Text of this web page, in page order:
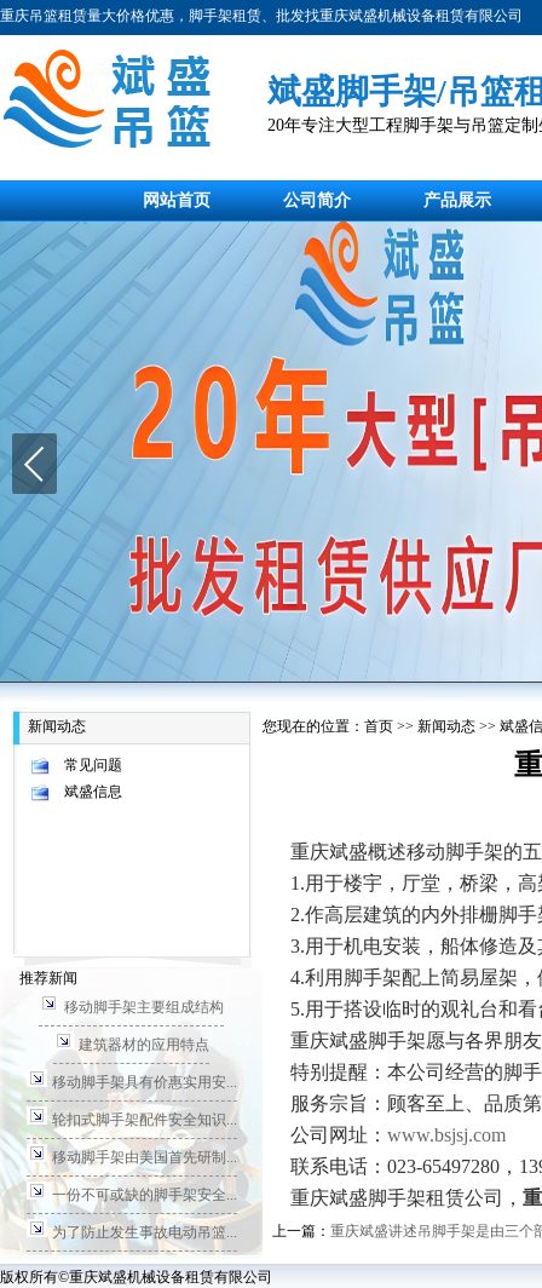
重庆吊篮租赁量大价格优惠，脚手架租赁、批发找重庆斌盛机械设备租赁有限公司
斌盛脚手架/吊篮
20年专注大型工程脚手架与吊篮定
网站首页 公司简介 产品展示
新闻动态
常见问题
斌盛信息
推荐新闻
移动脚手架主要组成结构
建筑器材的应用特点
移动脚手架具有价惠实用安...
轮扣式脚手架配件安全知识...
移动脚手架由美国首先研制...
一份不可或缺的脚手架安全...
为了防止发生事故电动吊篮...
您现在的位置： 首页 >> 新闻动态 >> 斌盛
重庆斌盛概述移动脚手架的
1.用于楼宇，厅堂，桥梁，
2.作高层建筑的内外排栅脚手
3.用于机电安装，船体修造
4.利用脚手架配上简易屋架
5.用于搭设临时的观礼台和看
重庆斌盛脚手架愿与各界朋
特别提醒：本公司经营的脚
服务宗旨：顾客至上、品质
公司网址： www.bsjsj.com
联系电话：023-65497280，
重庆斌盛脚手架租赁公司，
上一篇： 重庆斌盛讲述吊脚手架是由三个
版权所有©重庆斌盛机械设备租赁有限公司